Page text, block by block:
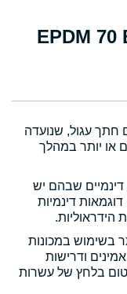
חתך עגול, שנועדה
או יותר במהלך
דינמיים שבהם יש
דינמיות
הידראוליות.
בשימוש במכונות
ודרישות
בלחץ של עשרות